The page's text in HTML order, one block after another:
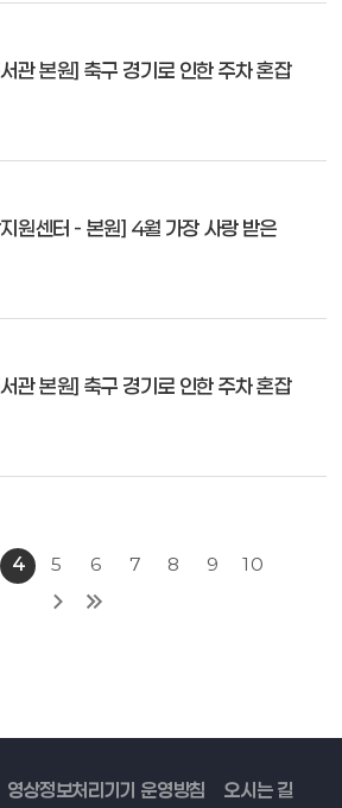
관 본원] 축구 경기로 인한 주차 혼잡
원센터 - 본원] 4월 가장 사랑 받은
관 본원] 축구 경기로 인한 주차 혼잡
4 5 6 7 8 9 10
영상정보처리기기 운영방침 오시는 길